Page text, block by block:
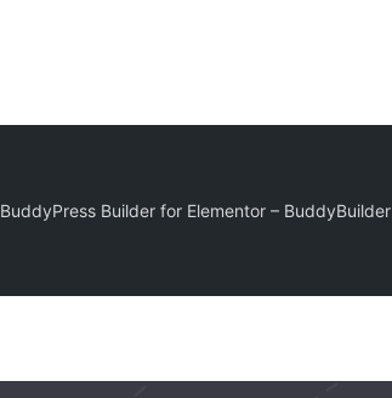
BuddyPress Builder for Elementor – BuddyBuilder